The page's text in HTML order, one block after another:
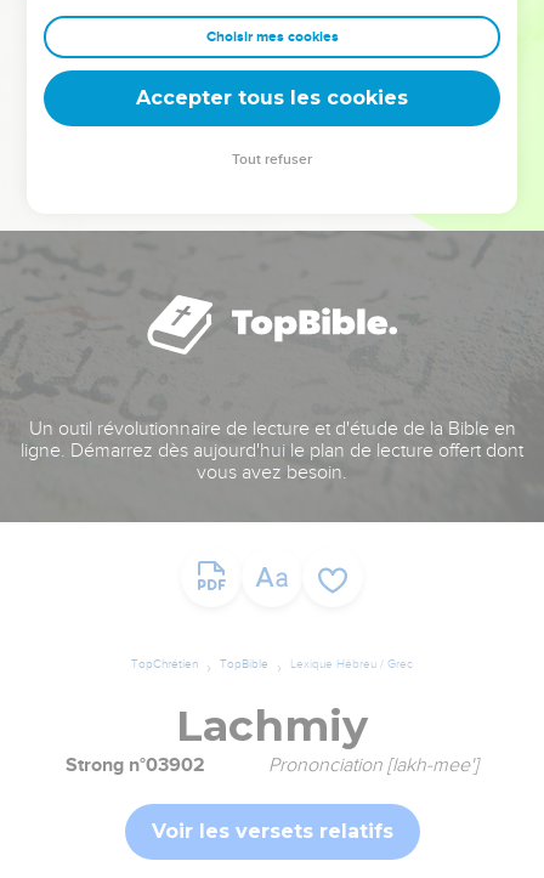
clés pour avancer avec plus de sagesse afin que leurs erreurs
deviennent vos tremplins. Que vous guidiez un ministère, une
équipe, un groupe ou une famille, leur expérience est faite
Un outil révolutionnaire de lecture et d'étude de la Bible en
ligne. Démarrez dès aujourd'hui le plan de lecture offert dont
vous avez besoin.
TopChrétien TopBible Lexique Hébreu / Grec
Lachmiy
Strong n°03902 Prononciation [lakh-mee']
Voir les versets relatifs
Choisir mes cookies
Accepter tous les cookies
Tout refuser